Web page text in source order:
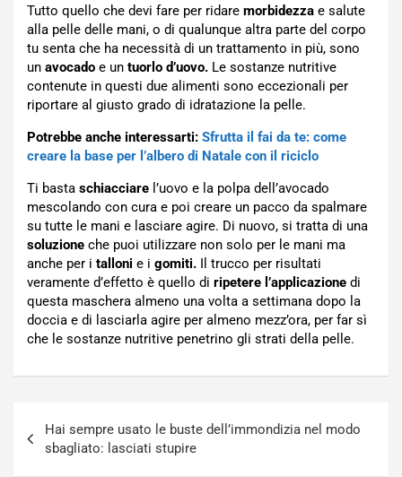
Tutto quello che devi fare per ridare morbidezza e salute
alla pelle delle mani, o di qualunque altra parte del corpo
tu senta che ha necessità di un trattamento in più, sono
un avocado e un tuorlo d’uovo. Le sostanze nutritive
contenute in questi due alimenti sono eccezionali per
riportare al giusto grado di idratazione la pelle.
Potrebbe anche interessarti: Sfrutta il fai da te: come
creare la base per l’albero di Natale con il riciclo
Ti basta schiacciare l’uovo e la polpa dell’avocado
mescolando con cura e poi creare un pacco da spalmare
su tutte le mani e lasciare agire. Di nuovo, si tratta di una
soluzione che puoi utilizzare non solo per le mani ma
anche per i talloni e i gomiti. Il trucco per risultati
veramente d’effetto è quello di ripetere l’applicazione di
questa maschera almeno una volta a settimana dopo la
doccia e di lasciarla agire per almeno mezz’ora, per far sì
che le sostanze nutritive penetrino gli strati della pelle.
articoli
Hai sempre usato le buste dell’immondizia nel modo
sbagliato: lasciati stupire